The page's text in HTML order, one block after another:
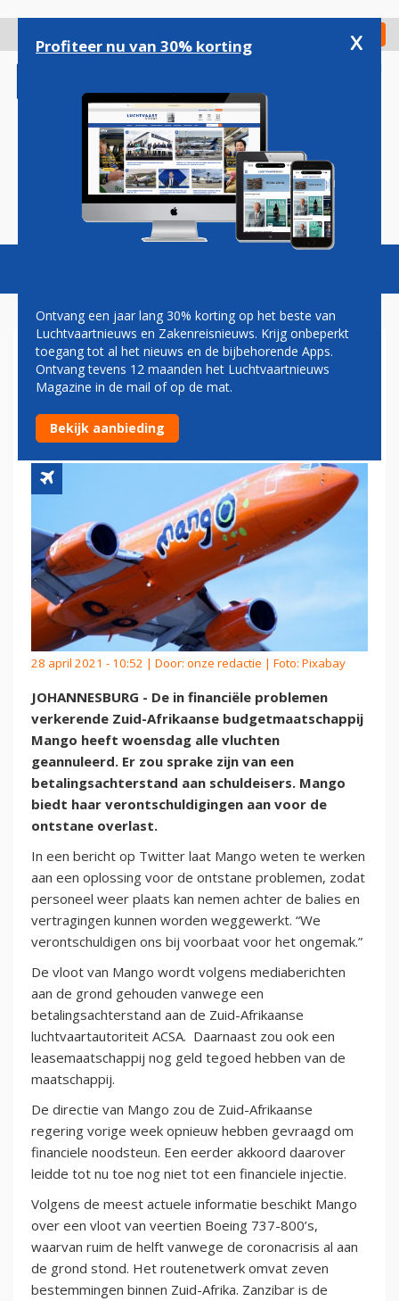
gaan
Check in
Magazine Podcasts Vacatures
ZUID-AFRIKAANS MANGO
GENOODZAAKT ALLE
VLUCHTEN TE ANNULEREN
28 april 2021 - 10:52 | Door: onze redactie | Foto: Pixabay
JOHANNESBURG - De in financiële problemen
verkerende Zuid-Afrikaanse budgetmaatschappij
Mango heeft woensdag alle vluchten
geannuleerd. Er zou sprake zijn van een
betalingsachterstand aan schuldeisers. Mango
biedt haar verontschuldigingen aan voor de
ontstane overlast.
In een bericht op Twitter laat Mango weten te werken
aan een oplossing voor de ontstane problemen, zodat
personeel weer plaats kan nemen achter de balies en
vertragingen kunnen worden weggewerkt. “We
verontschuldigen ons bij voorbaat voor het ongemak.”
De vloot van Mango wordt volgens mediaberichten
aan de grond gehouden vanwege een
betalingsachterstand aan de Zuid-Afrikaanse
luchtvaartautoriteit ACSA. Daarnaast zou ook een
leasemaatschappij nog geld tegoed hebben van de
maatschappij.
De directie van Mango zou de Zuid-Afrikaanse
regering vorige week opnieuw hebben gevraagd om
financiele noodsteun. Een eerder akkoord daarover
leidde tot nu toe nog niet tot een financiele injectie.
Volgens de meest actuele informatie beschikt Mango
over een vloot van veertien Boeing 737-800’s,
waarvan ruim de helft vanwege de coronacrisis al aan
de grond stond. Het routenetwerk omvat zeven
bestemmingen binnen Zuid-Afrika. Zanzibar is de
Profiteer nu van 30% korting x
Ontvang een jaar lang 30% korting op het beste van
Luchtvaartnieuws en Zakenreisnieuws. Krijg onbeperkt
toegang tot al het nieuws en de bijbehorende Apps.
Ontvang tevens 12 maanden het Luchtvaartnieuws
Magazine in de mail of op de mat.
Bekijk aanbieding